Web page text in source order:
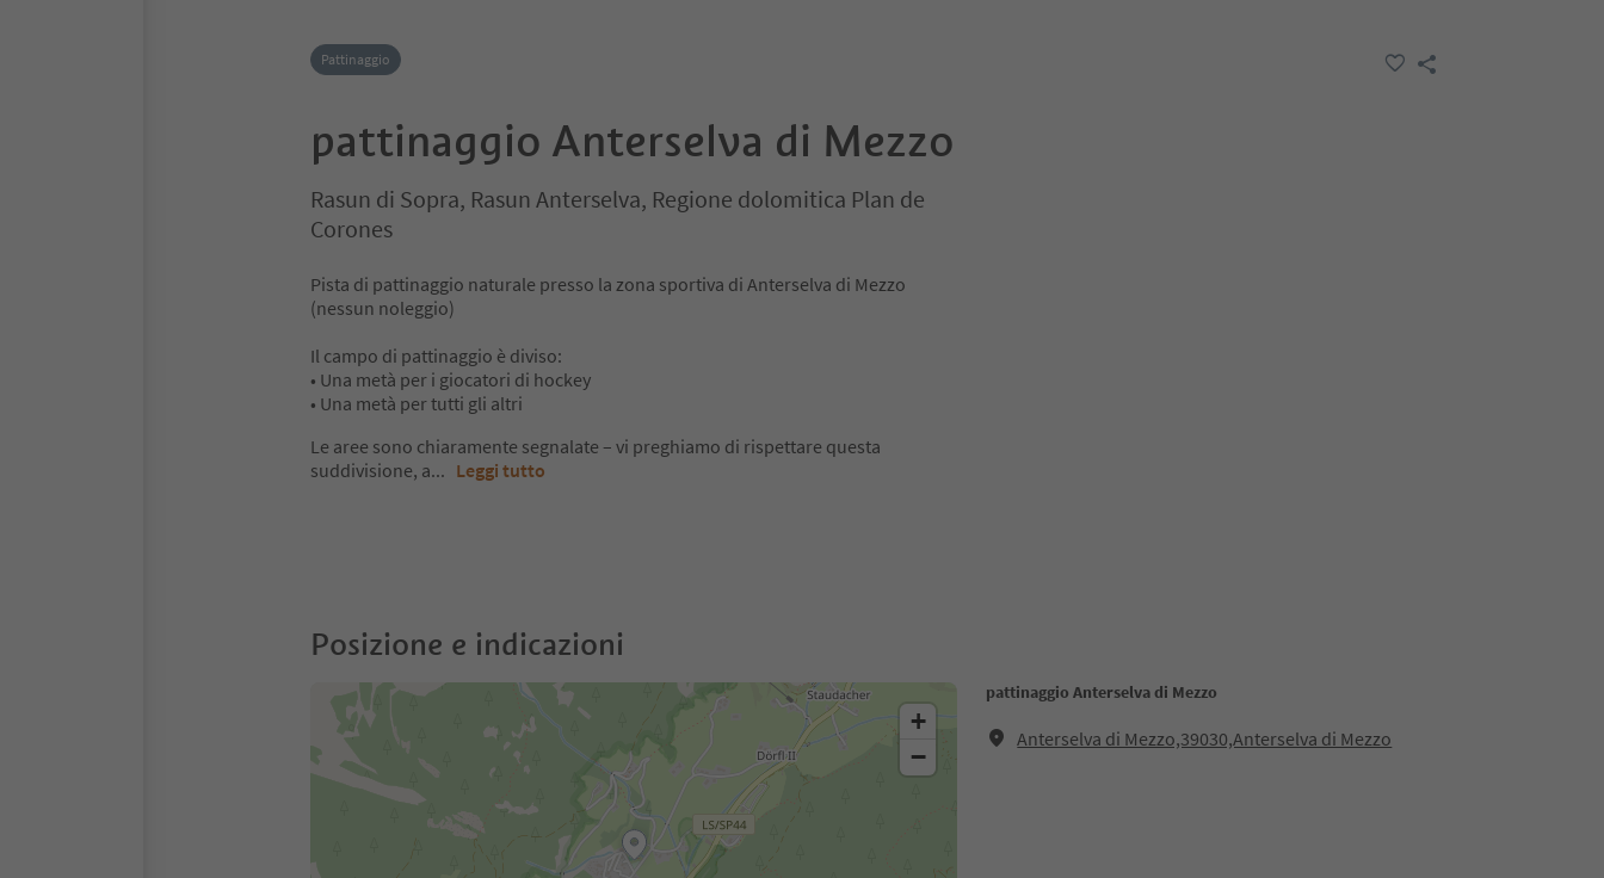
Pattinaggio
pattinaggio Anterselva di Mezzo
Rasun di Sopra, Rasun Anterselva, Regione dolomitica Plan de
Corones
Pista di pattinaggio naturale presso la zona sportiva di Anterselva di Mezzo
(nessun noleggio)
Il campo di pattinaggio è diviso:
• Una metà per i giocatori di hockey
• Una metà per tutti gli altri
Le aree sono chiaramente segnalate – vi preghiamo di rispettare questa
suddivisione, a... Leggi tutto
Posizione e indicazioni
pattinaggio Anterselva di Mezzo
Anterselva di Mezzo,39030,Anterselva di Mezzo
+
−